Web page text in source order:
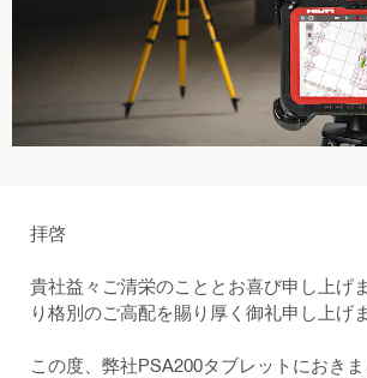
拝啓
貴社益々ご清栄のこととお喜び申し上げ
り格別のご高配を賜り厚く御礼申し上げま
この度、弊社PSA200タブレットにおき